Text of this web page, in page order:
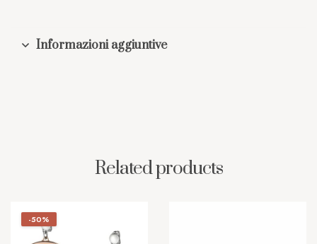
Informazioni aggiuntive
Related products
-50%